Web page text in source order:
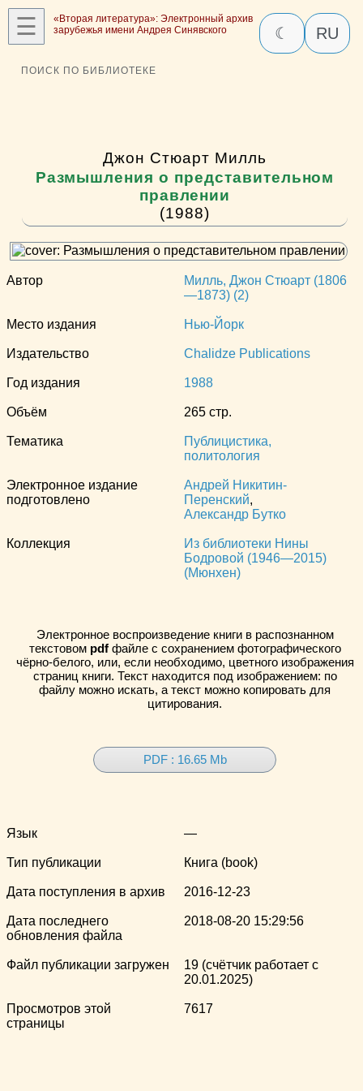
☰
«Вторая литература»: Электронный архив
зарубежья имени Андрея Синявского
☾ RU
ПОИСК ПО БИБЛИОТЕКЕ
Джон Стюарт Милль
Размышления о представительном
правлении
(1988)
Автор
Милль, Джон Стюарт (1806
—1873) (2)
Место издания Нью-Йорк
Издательство Chalidze Publications
Год издания 1988
Объём 265 стр.
Тематика
Публицистика,
политология
Электронное издание
подготовлено
Андрей Никитин-
Перенский,
Александр Бутко
Коллекция
Из библиотеки Нины
Бодровой (1946—2015)
(Мюнхен)
Электронное воспроизведение книги в распознанном
текстовом pdfфайле с сохранением фотографического
чёрно-белого, или, если необходимо, цветного изображения
страниц книги. Текст находится под изображением: по
файлу можно искать, а текст можно копировать для
цитирования.
PDF : 16.65 Mb
Язык —
Тип публикации Книга (book)
Дата поступления в архив 2016-12-23
Дата последнего
обновления файла
2018-08-20 15:29:56
Файл публикации загружен
19 (счётчик работает с
20.01.2025)
Просмотров этой
страницы
7617